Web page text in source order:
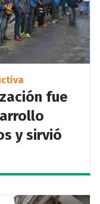
fue
y sirvió